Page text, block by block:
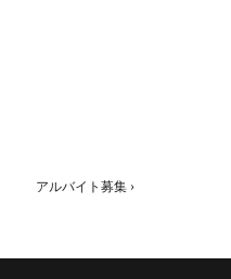
アルバイト募集 ›